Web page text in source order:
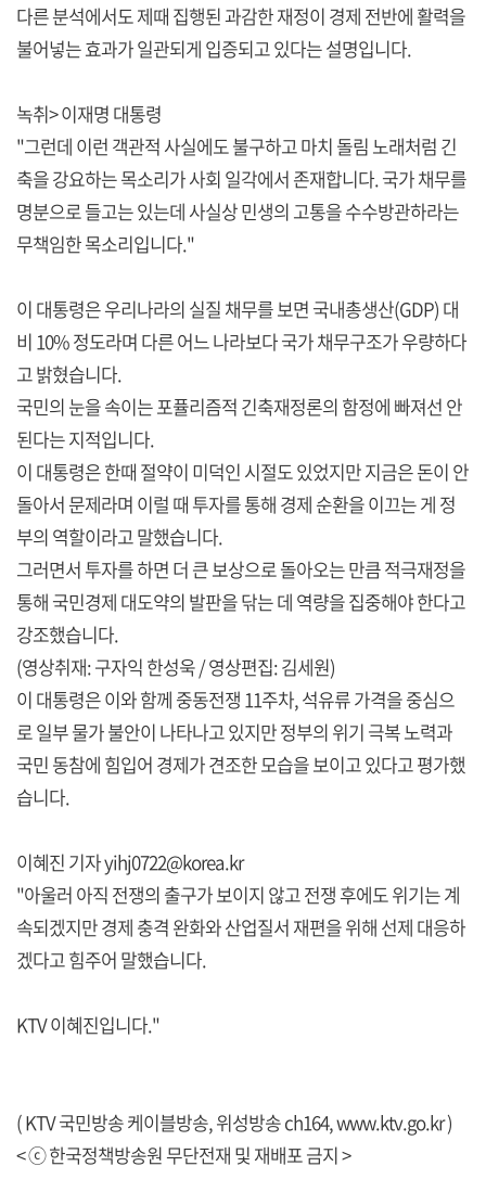
다른 분석에서도 제때 집행된 과감한 재정이 경제 전반에 활력을
불어넣는 효과가 일관되게 입증되고 있다는 설명입니다.
녹취> 이재명 대통령
"그런데 이런 객관적 사실에도 불구하고 마치 돌림 노래처럼 긴
축을 강요하는 목소리가 사회 일각에서 존재합니다. 국가 채무를
명분으로 들고는 있는데 사실상 민생의 고통을 수수방관하라는
무책임한 목소리입니다."
이 대통령은 우리나라의 실질 채무를 보면 국내총생산(GDP) 대
비 10% 정도라며 다른 어느 나라보다 국가 채무구조가 우량하다
고 밝혔습니다.
국민의 눈을 속이는 포퓰리즘적 긴축재정론의 함정에 빠져선 안
된다는 지적입니다.
이 대통령은 한때 절약이 미덕인 시절도 있었지만 지금은 돈이 안
돌아서 문제라며 이럴 때 투자를 통해 경제 순환을 이끄는 게 정
부의 역할이라고 말했습니다.
그러면서 투자를 하면 더 큰 보상으로 돌아오는 만큼 적극재정을
통해 국민경제 대도약의 발판을 닦는 데 역량을 집중해야 한다고
강조했습니다.
(영상취재: 구자익 한성욱 / 영상편집: 김세원)
이 대통령은 이와 함께 중동전쟁 11주차, 석유류 가격을 중심으
로 일부 물가 불안이 나타나고 있지만 정부의 위기 극복 노력과
국민 동참에 힘입어 경제가 견조한 모습을 보이고 있다고 평가했
습니다.
이혜진 기자 yihj0722@korea.kr
"아울러 아직 전쟁의 출구가 보이지 않고 전쟁 후에도 위기는 계
속되겠지만 경제 충격 완화와 산업질서 재편을 위해 선제 대응하
겠다고 힘주어 말했습니다.
KTV 이혜진입니다."
( KTV 국민방송 케이블방송, 위성방송 ch164,www.ktv.go.kr)
< ⓒ 한국정책방송원 무단전재 및 재배포 금지 >